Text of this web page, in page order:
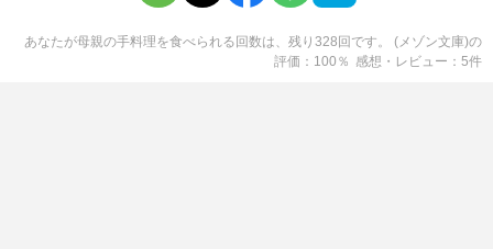
あなたが母親の手料理を食べられる回数は、残り328回です。 (メゾン文庫)の
評価
100 ％ 感想・レビュー 5件